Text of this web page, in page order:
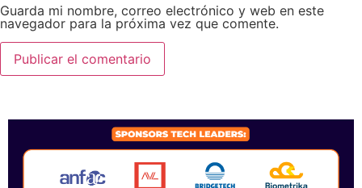
Guarda mi nombre, correo electrónico y web en este
navegador para la próxima vez que comente.